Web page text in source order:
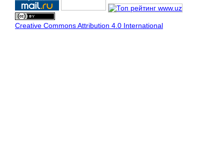
Creative Commons Attribution 4.0 International